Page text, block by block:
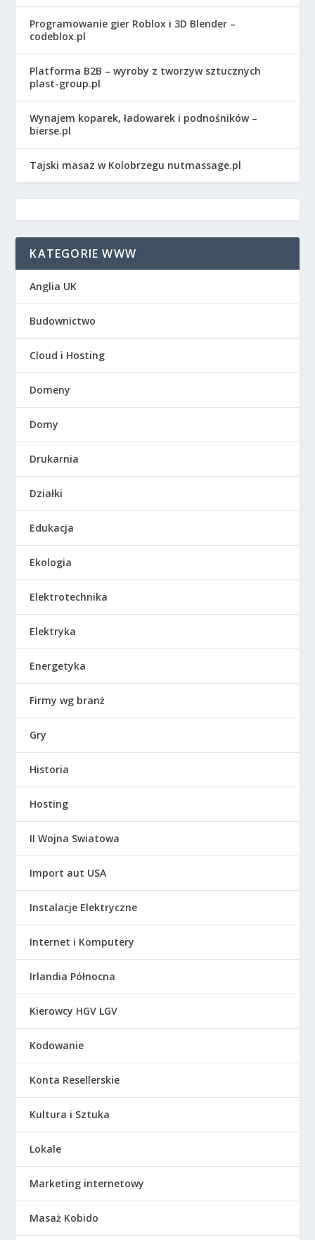
Programowanie gier Roblox i 3D Blender –
codeblox.pl
Platforma B2B – wyroby z tworzyw sztucznych
plast-group.pl
Wynajem koparek, ładowarek i podnośników –
bierse.pl
Tajski masaz w Kolobrzegu nutmassage.pl
KATEGORIE WWW
Anglia UK
Budownictwo
Cloud i Hosting
Domeny
Domy
Drukarnia
Działki
Edukacja
Ekologia
Elektrotechnika
Elektryka
Energetyka
Firmy wg branż
Gry
Historia
Hosting
II Wojna Swiatowa
Import aut USA
Instalacje Elektryczne
Internet i Komputery
Irlandia Północna
Kierowcy HGV LGV
Kodowanie
Konta Resellerskie
Kultura i Sztuka
Lokale
Marketing internetowy
Masaż Kobido